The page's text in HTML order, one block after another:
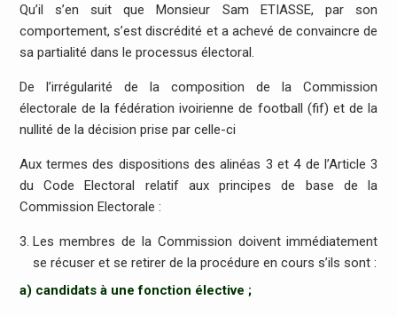
Qu’il s’en suit que Monsieur Sam ETIASSE, par son
comportement, s’est discrédité et a achevé de convaincre de
sa partialité dans le processus électoral.
De l’irrégularité de la composition de la Commission
électorale de la fédération ivoirienne de football (fif) et de la
nullité de la décision prise par celle-ci
Aux termes des dispositions des alinéas 3 et 4 de l’Article 3
du Code Electoral relatif aux principes de base de la
Commission Electorale :
Les membres de la Commission doivent immédiatement
se récuser et se retirer de la procédure en cours s’ils sont :
​a) candidats à une fonction élective ;